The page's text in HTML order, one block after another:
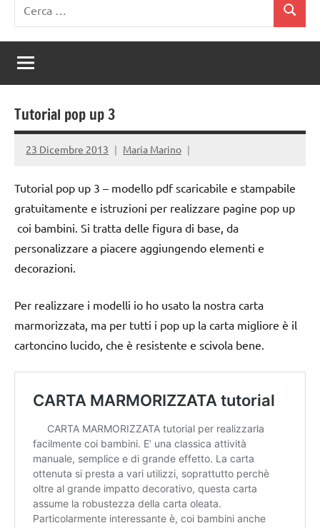
per:
Cerca
Tutorial pop up 3
23 Dicembre 2013 Maria Marino
Tutorial pop up 3 – modello pdf scaricabile e stampabile
gratuitamente e istruzioni per realizzare pagine pop up
coi bambini. Si tratta delle figura di base, da
personalizzare a piacere aggiungendo elementi e
decorazioni.
Per realizzare i modelli io ho usato la nostra carta
marmorizzata, ma per tutti i pop up la carta migliore è il
cartoncino lucido, che è resistente e scivola bene.